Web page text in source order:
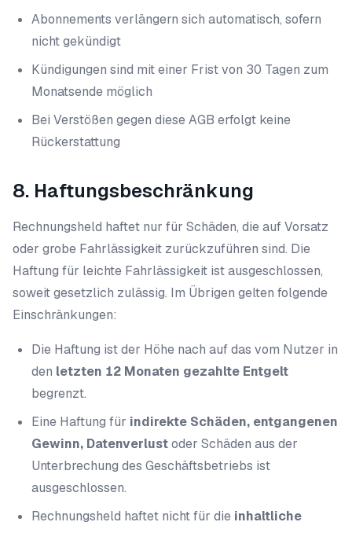
Abonnements verlängern sich automatisch, sofern
nicht gekündigt
Kündigungen sind mit einer Frist von 30 Tagen zum
Monatsende möglich
Bei Verstößen gegen diese AGB erfolgt keine
Rückerstattung
8. Haftungsbeschränkung
Rechnungsheld haftet nur für Schäden, die auf Vorsatz
oder grobe Fahrlässigkeit zurückzuführen sind. Die
Haftung für leichte Fahrlässigkeit ist ausgeschlossen,
soweit gesetzlich zulässig. Im Übrigen gelten folgende
Einschränkungen:
Die Haftung ist der Höhe nach auf das vom Nutzer in
den letzten 12 Monaten gezahlte Entgelt
begrenzt.
Eine Haftung für indirekte Schäden, entgangenen
Gewinn, Datenverlustoder Schäden aus der
Unterbrechung des Geschäftsbetriebs ist
ausgeschlossen.
Rechnungsheld haftet nicht für die inhaltliche